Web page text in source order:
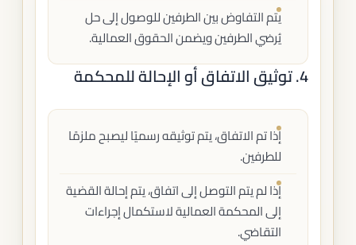
يتم التفاوض بين الطرفين للوصول إلى حل
يُرضي الطرفين ويضمن الحقوق العمالية.
4. توثيق الاتفاق أو الإحالة للمحكمة
إذا تم الاتفاق، يتم توثيقه رسميًا ليصبح ملزمًا
للطرفين.
إذا لم يتم التوصل إلى اتفاق، يتم إحالة القضية
إلى المحكمة العمالية لاستكمال إجراءات
التقاضي.